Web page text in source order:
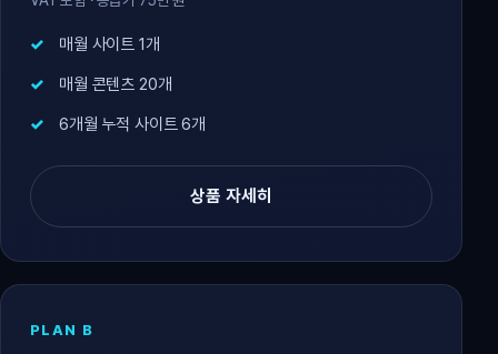
매월 사이트 1개
매월 콘텐츠 20개
6개월 누적 사이트 6개
상품 자세히
PLAN B